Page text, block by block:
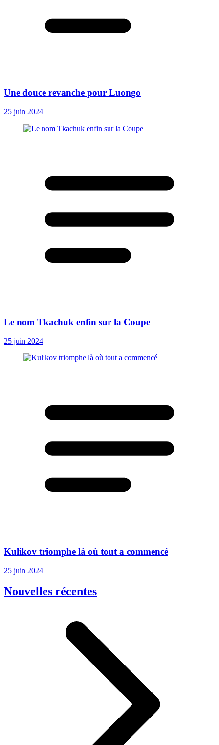
Une douce revanche pour Luongo
25 juin 2024
Le nom Tkachuk enfin sur la Coupe
25 juin 2024
Kulikov triomphe là où tout a commencé
25 juin 2024
Nouvelles récentes